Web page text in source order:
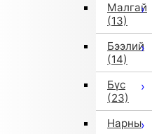
Малгай
(13)
Бээлий
(14)
Бүс
(23)
Нарны